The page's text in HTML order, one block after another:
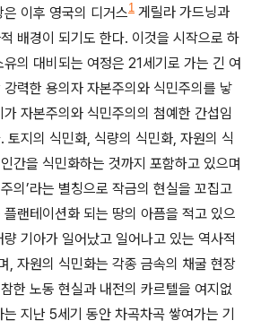
은 이후 영국의 디거스1 게릴라 가드닝과
배경이 되기도 한다. 이것을 시작으로 하
의 대비되는 여정은 21세기로 가는 긴 여
력한 용의자 자본주의와 식민주의를 낳
자본주의와 식민주의의 첨예한 간섭임
. 토지의 식민화 식량의 식민화 자원의 식
간을 식민화하는 것까지 포함하고 있으며
의 ’라는 별칭으로 작금의 현실을 꼬집고
랜테이션화 되는 땅의 아픔을 적고 있으
기아가 일어났고 일어나고 있는 역사적
자원의 식민화는 각종 금속의 채굴 현장
한 노동 현실과 내전의 카르텔을 여지없
는 지난 5세기 동안 차곡차곡 쌓여가는 기